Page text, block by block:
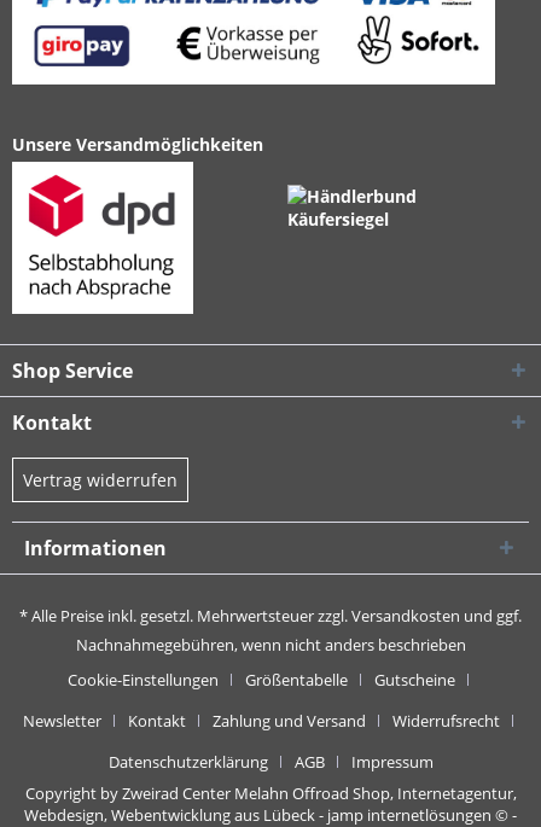
Unsere Versandmöglichkeiten
Shop Service
Kontakt
Vertrag widerrufen
Informationen
* Alle Preise inkl. gesetzl. Mehrwertsteuer zzgl.Versandkosten und ggf.
Nachnahmegebühren, wenn nicht anders beschrieben
Cookie-Einstellungen
Größentabelle
Gutscheine
Newsletter
Kontakt Zahlung und Versand
Widerrufsrecht
Datenschutzerklärung
AGB
Impressum
Copyright by Zweirad Center Melahn Offroad Shop, Internetagentur,
Webdesign, Webentwicklung aus Lübeck - jamp internetlösungen © -